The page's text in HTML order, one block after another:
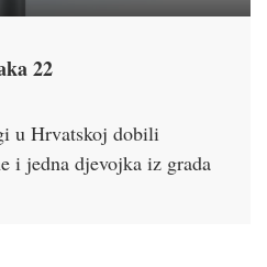
22
u Hrvatskoj dobili
i jedna djevojka iz grada